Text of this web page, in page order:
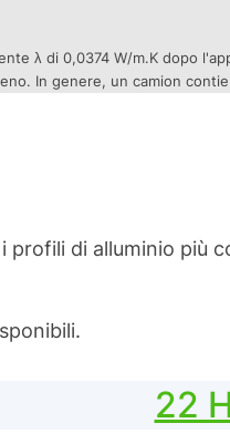
λ di 0,0374 W/m.K dopo
In genere, un camion
di alluminio
22